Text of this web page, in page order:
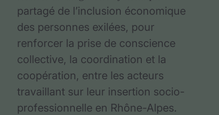
partagé de l’inclusion économique
des personnes exilées, pour
renforcer la prise de conscience
collective, la coordination et la
coopération, entre les acteurs
travaillant sur leur insertion socio-
professionnelle en Rhône-Alpes.